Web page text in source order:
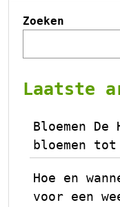
Zoeken
Laatste
Bloemen
bloemen
Hoe en
voor een